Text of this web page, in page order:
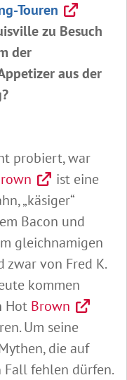
Touren
zu Besuch
der
aus der
probiert, war
ist eine
„käsiger“
Bacon und
gleichnamigen
zwar von Fred K.
kommen
Hot Brown
Um seine
die auf
Fall fehlen dürfen.